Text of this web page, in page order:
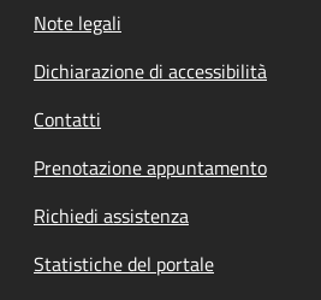
Note legali
Dichiarazione di accessibilità
Contatti
Prenotazione appuntamento
Richiedi assistenza
Statistiche del portale